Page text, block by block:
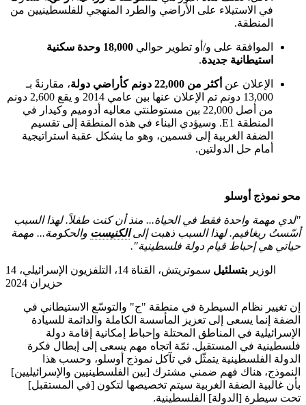
في الاستيلاء على الأراضي والطرد المنهجي للفلسطينيين من
المنطقة.
الموافقة على و/أو تطوير حوالي 18,000 وحدة سكنية
استيطانية جديدة.
الإعلان عن أكثر من دونم كأراضي دولة، مقارنةً بـ
13,000 دونم تم الإعلان عنها بين عامي 2014 و يقع 2,600 دونم
من أصل 22,000 بين مستوطنتي معاليه أدوميم وكيدار في
المنطقة E1. وسيؤدي البناء في هذه المنطقة إلى تقسيم
الضفة الغربية إلى قسمين، وهو ما يشكل عقبة استراتيجية
أمام حل الدولتين.
محو نموذج أوسلو
"لدي مهمة واحدة فقط في الحياة... منذ أن كنت طفلاً.لهذا السبب
أسّستُ ريغافيم.لهذا السبب ذهبت إلى الكنيست والحكومة... مهمة
حياتي هي إحباط قيام دولة فلسطينية".
الوزير بتسلئيل
سموتريتش، القناة 14، التلفزيون الإسرائيلي، 14
حزيران 2024
إن تغيير نظام السيطرة في منطقة "ج" والتوسّع الاستيطاني في
الضفة إنما يسعى إلى تعزيز المأسسة الكاملة والدائمة للسيادة
الإسرائيلية في المناطق المحتلة وإحباط إمكانية إقامة دولة
فلسطينية في المستقبل. ثمّة اتجاه مهم يسعى إلى إبطال فكرة
الدولة الفلسطينية يتمثّل في تآكل نموذج أوسلو، وحسب هذا
النموذج، هناك فهم ضمني مشترك [بين الفلسطينيين والإسرائيليين]
بأن غالبية الضفة الغربية سيتم تخصيصها لتكون [في المستقبل]
تحت سيطرة [الدولة] الفلسطينية.